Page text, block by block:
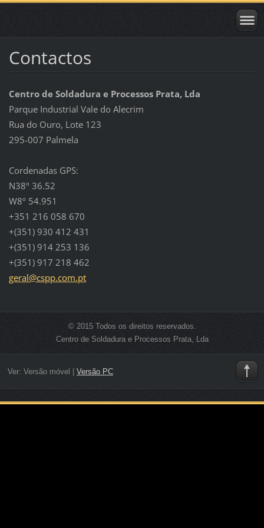
Contactos
Centro de Soldadura e Processos Prata, Lda
Parque Industrial Vale do Alecrim
Rua do Ouro, Lote 123
295-007 Palmela
Cordenadas GPS:
N38º 36.52
W8º 54.951
+351 216 058 670
+(351) 930 412 431
+(351) 914 253 136
+(351) 917 218 462
geral@cspp.com.pt
© 2015 Todos os direitos reservados.
Centro de Soldadura e Processos Prata, Lda
Ver: Versão móvel Versão PC